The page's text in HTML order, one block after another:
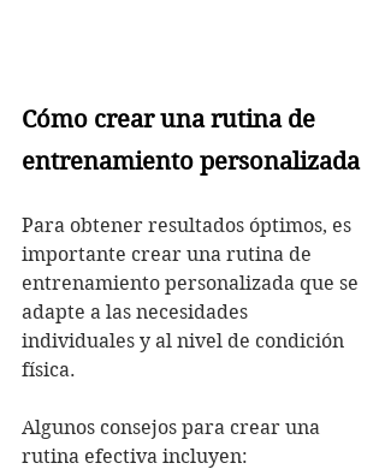
Cómo crear una rutina de
entrenamiento personalizada
Para obtener resultados óptimos, es
importante crear una rutina de
entrenamiento personalizada que se
adapte a las necesidades
individuales y al nivel de condición
física.
Algunos consejos para crear una
rutina efectiva incluyen: